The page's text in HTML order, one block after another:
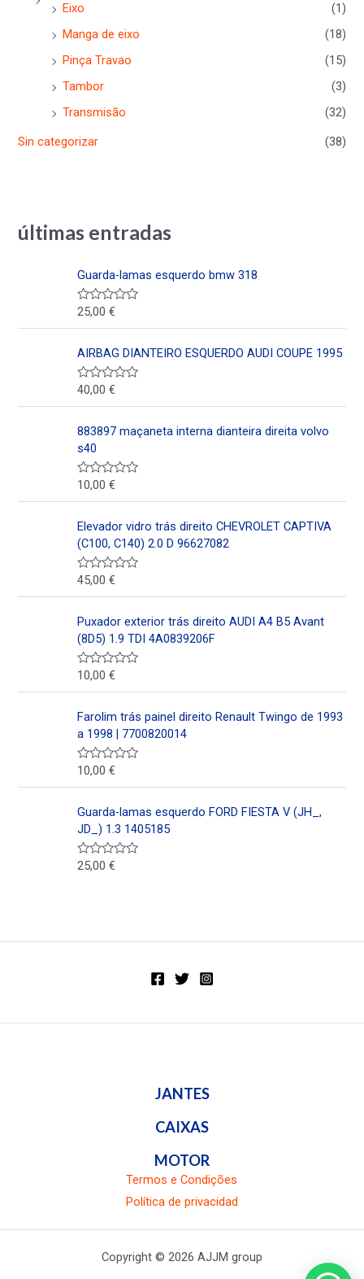
Eixo
(1)
Manga de eixo
(18)
Pinça Travao
(15)
Tambor
(3)
Transmisão
(32)
Sin categorizar
(38)
últimas entradas
Guarda-lamas esquerdo bmw 318
V
r
a
d
o
0
d
e
5
25,00€
AIRBAG DIANTEIRO ESQUERDO AUDI COUPE 1995
V
r
a
o
e
n
0
e
5
40,00€
883897 maçaneta interna dianteira direita volvo
s40
V
r
a
d
o
e
n
0
e
5
10,00€
Elevador vidro trás direito CHEVROLET CAPTIVA
(C100, C140) 2.0 D 96627082
V
r
a
d
o
e
n
0
e
45,00€
Puxador exterior trás direito AUDI A4 B5 Avant
(8D5) 1.9 TDI 4A0839206F
V
r
a
o
e
n
0
e
5
10,00€
Farolim trás painel direito Renault Twingo de 1993
a 1998 | 7700820014
V
r
a
o
e
n
10,00€
Guarda-lamas esquerdo FORD FIESTA V (JH_,
JD_) 1.3 1405185
V
o
25,00€
JANTES
CAIXAS
MOTOR
Termos e Condições
Política de privacidad
Copyright © 2026 AJJM group